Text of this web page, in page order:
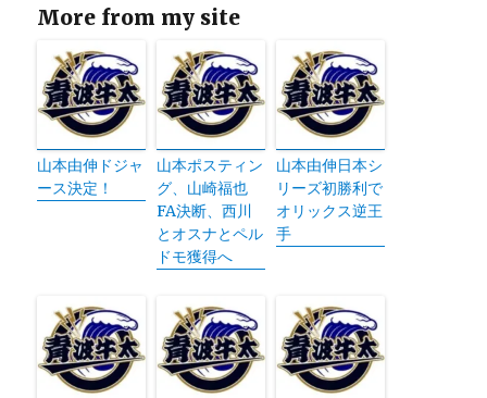
More from my site
山本由伸ドジャ
ース決定！
山本ポスティン
グ、山崎福也
FA決断、西川
とオスナとペル
ドモ獲得へ
山本由伸日本シ
リーズ初勝利で
オリックス逆王
手